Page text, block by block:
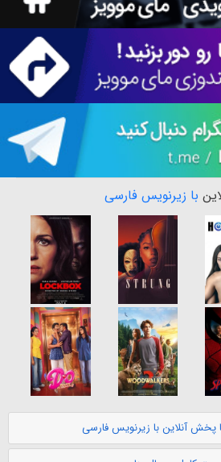
با زیرنویس فارسی
پخش آنلاین با زیرنویس فارسی